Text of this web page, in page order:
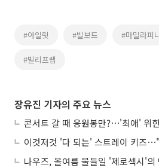
#아일릿 #빌보드 #마밀라피
#빌리프랩
장유진 기자의 주요 뉴스
콘서트 갈 때 응원봉만?⋯'최애' 위